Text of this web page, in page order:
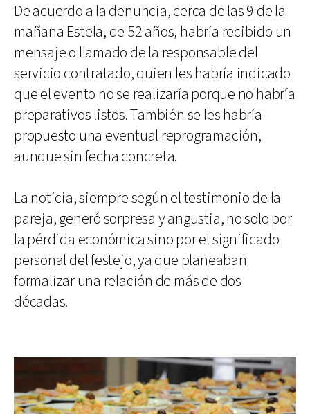
De acuerdo a la denuncia, cerca de las 9 de la
mañana Estela, de 52 años, habría recibido un
mensaje o llamado de la responsable del
servicio contratado, quien les habría indicado
que el evento no se realizaría porque no habría
preparativos listos. También se les habría
propuesto una eventual reprogramación,
aunque sin fecha concreta.
La noticia, siempre según el testimonio de la
pareja, generó sorpresa y angustia, no solo por
la pérdida económica sino por el significado
personal del festejo, ya que planeaban
formalizar una relación de más de dos
décadas.